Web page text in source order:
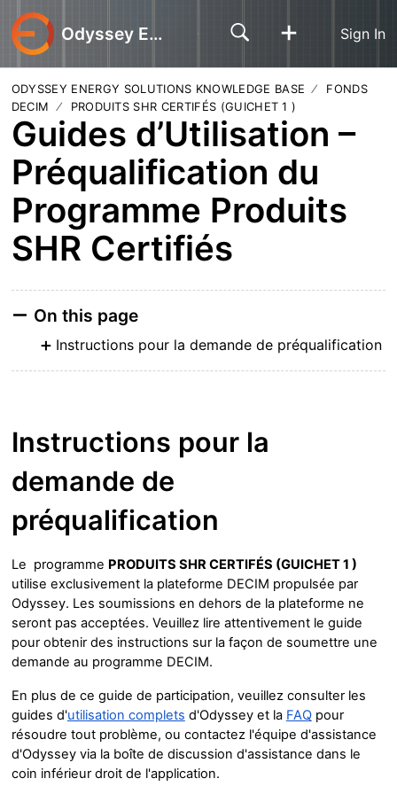
Odyssey Energy Solutions Sign In
ODYSSEY ENERGY SOLUTIONS KNOWLEDGE BASE
FONDS
DECIM
PRODUITS SHR CERTIFÉS (GUICHET 1 )
Guides d’Utilisation –
Préqualification du
Programme Produits
SHR Certifiés
On this page
Instructions pour la demande de préqualification
Instructions pour la
demande de
préqualification
Le programme PRODUITS SHR CERTIFÉS (GUICHET 1 )
utilise exclusivement la plateforme DECIM propulsée par
Odyssey. Les soumissions en dehors de la plateforme ne
seront pas acceptées. Veuillez lire attentivement le guide
pour obtenir des instructions sur la façon de soumettre une
demande au programme DECIM.
En plus de ce guide de participation, veuillez consulter les
guides d'utilisation complets d'Odyssey et la FAQpour
résoudre tout problème, ou contactez l'équipe d'assistance
d'Odyssey via la boîte de discussion d'assistance dans le
coin inférieur droit de l'application.